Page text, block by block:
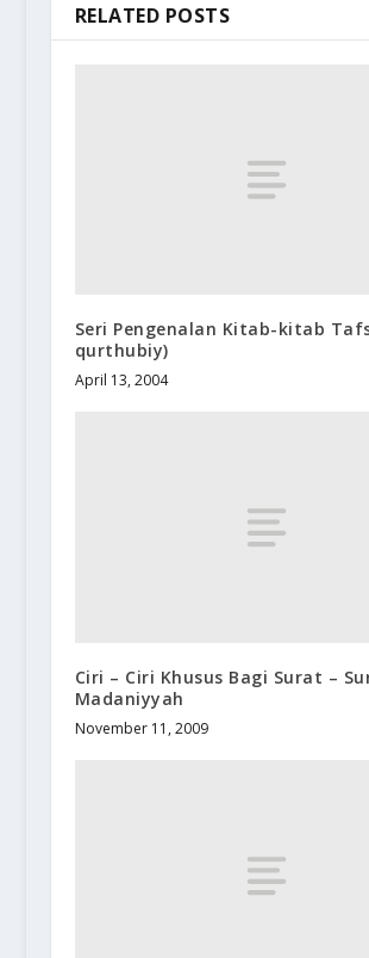
RELATED POSTS
Seri Pengenalan Kitab-kitab
qurthubiy)
April 13, 2004
Ciri – Ciri Khusus Bagi Surat –
Madaniyyah
November 11, 2009